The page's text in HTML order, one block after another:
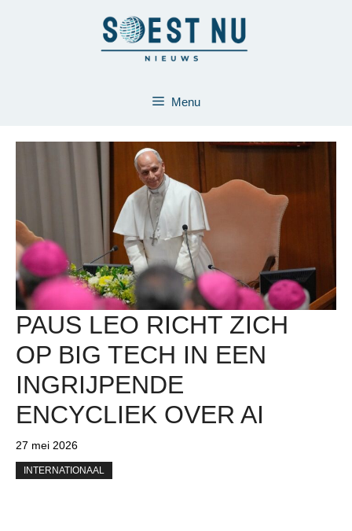
Menu
PAUS LEO RICHT ZICH
OP BIG TECH IN EEN
INGRIJPENDE
ENCYCLIEK OVER AI
27 mei 2026
INTERNATIONAAL